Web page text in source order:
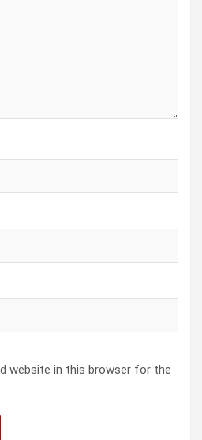
website in this browser for the